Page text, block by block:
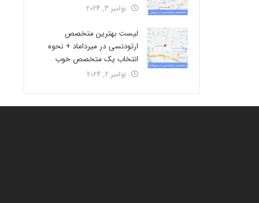
نوامبر 3, 2024
لیست بهترین متخصص
ارتودنسی در میرداماد + نحوه
انتخاب یک متخصص خوب
نوامبر 2, 2024